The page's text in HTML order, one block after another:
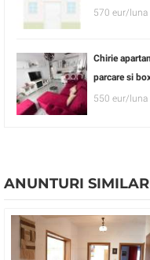
570 eur/luna
Chirie
parcare si
550 eur/luna
ANUNTURI